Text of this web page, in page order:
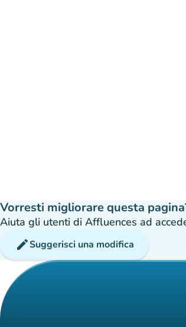
Vorresti migliorare questa
Aiuta gli utenti di Affluences ad
editSuggerisci una modifica